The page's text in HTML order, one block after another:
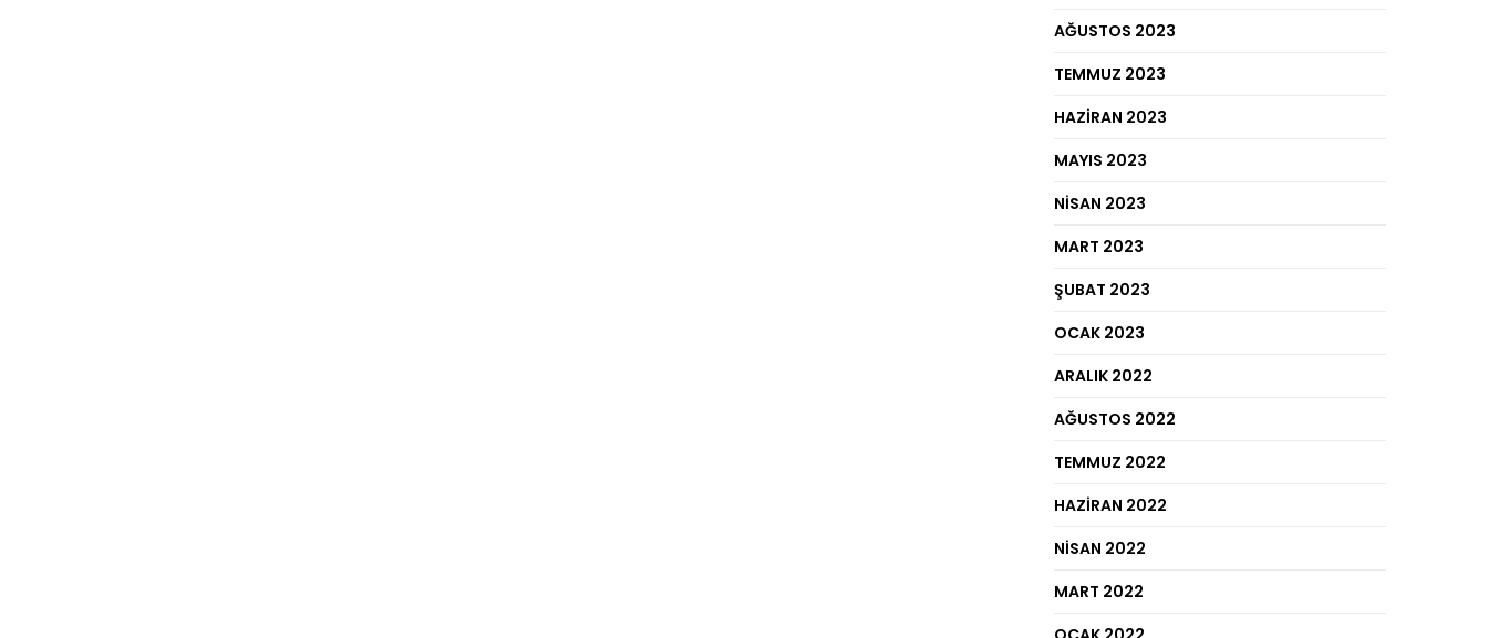
AĞUSTOS 2023
TEMMUZ 2023
HAZIRAN 2023
MAYIS 2023
NISAN 2023
MART 2023
ŞUBAT 2023
OCAK 2023
ARALIK 2022
AĞUSTOS 2022
TEMMUZ 2022
HAZIRAN 2022
NISAN 2022
MART 2022